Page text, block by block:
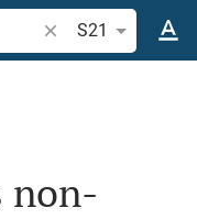
Recherche d'un
S21
non-